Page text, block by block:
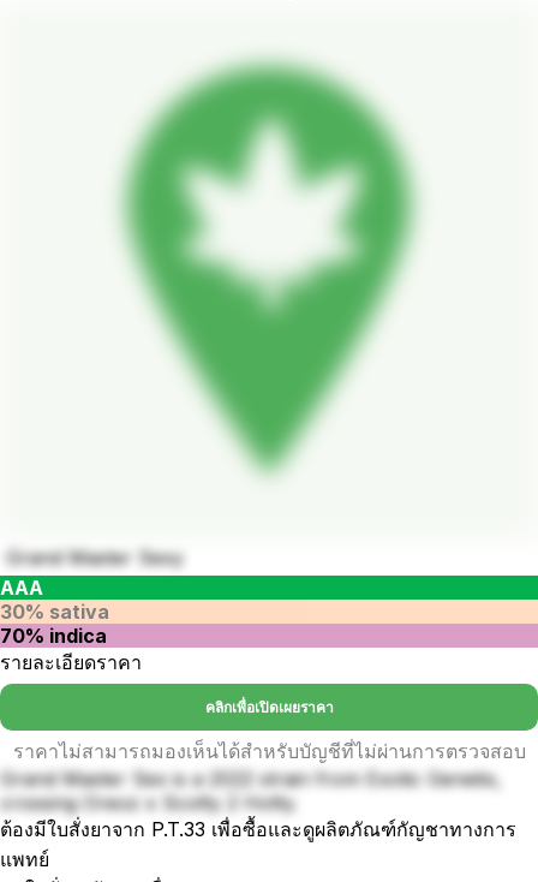
Grand Master Sexy
AAA
30% sativa
70% indica
รายละเอียดราคา
คลิกเพื่อเปิดเผยราคา
ราคาไม่สามารถมองเห็นได้สำหรับบัญชีที่ไม่ผ่านการตรวจสอบ
Grand Master Sex is a 2022 strain from Exotic Genetix,
crossing Oreoz x Scotty 2 Hotty.
ต้องมีใบสั่งยาจาก P.T.33 เพื่อซื้อและดูผลิตภัณฑ์กัญชาทางการ
แพทย์